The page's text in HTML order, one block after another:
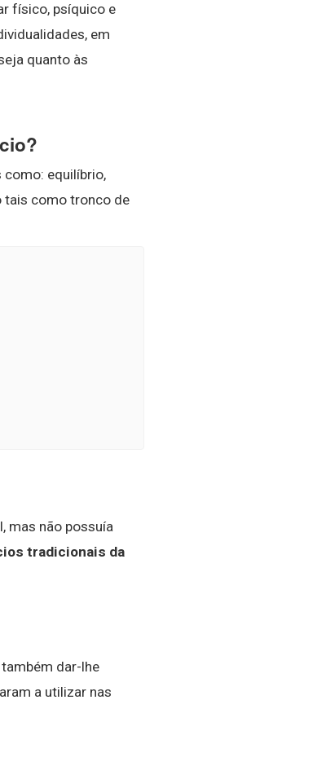
físico, psíquico e
em
quanto às
como: equilíbrio,
tais como tronco de
mas não possuía
tradicionais da
dar-lhe
a utilizar nas